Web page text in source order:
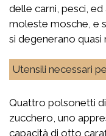
delle carni, pesci,
moleste mosche, e
si degenerano
Utensili necessari
Quattro polsonetti
zucchero, uno
capacità di otto